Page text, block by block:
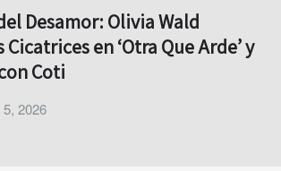
Desamor: Olivia Wald
en ‘Otra Que Arde’ y
Coti
5, 2026